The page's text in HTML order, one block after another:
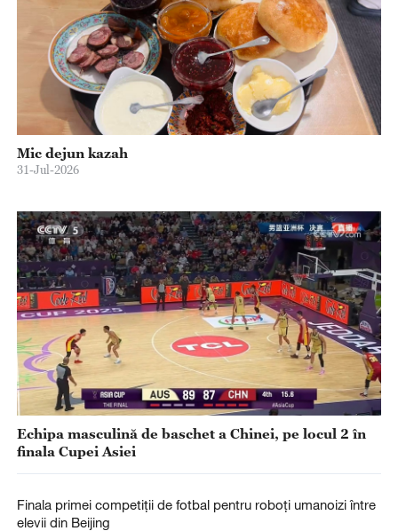
Mic dejun kazah
31-Jul-2026
Echipa masculină de baschet a Chinei, pe locul 2 în
finala Cupei Asiei
Finala primei competiții de fotbal pentru roboți umanoizi între
elevii din Beijing